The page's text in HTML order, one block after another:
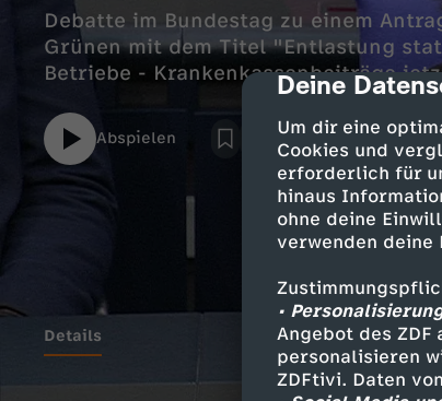
cmp-
Deine
Um dir eine
Cookies und
erforderlich für
hinaus
ohne deine
verwenden deine
•
Angebot des
personalisieren
ZDFtivi. Daten
Debatte im Bundestag zu einem
Grünen mit dem Titel "Entlastung
Betriebe - Krankenkassenbeiträge
Abspielen
Details